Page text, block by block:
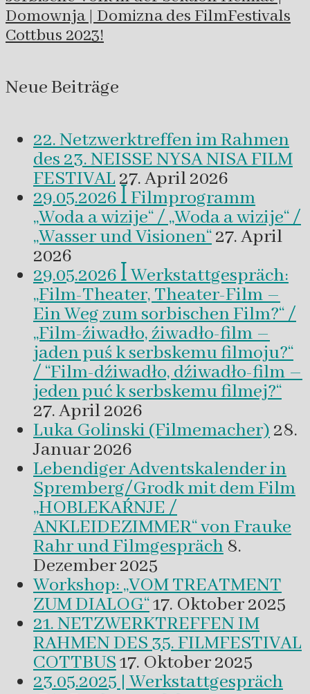
Domownja | Domizna des FilmFestivals
Cottbus 2023!
Neue Beiträge
22. Netzwerktreffen im Rahmen
des 23. NEISSE NYSA NISA FILM
FESTIVAL 27. April 2026
29.05.2026 ꟾ Filmprogramm
„Woda a wizije“ / „Woda a wizije“ /
„Wasser und Visionen“27. April
2026
29.05.2026 ꟾ Werkstattgespräch:
„Film-Theater, Theater-Film –
Ein Weg zum sorbischen Film?“ /
„Film-źiwadło, źiwadło-film –
jaden puś k serbskemu filmoju?“
/ “Film-dźiwadło, dźiwadło-film –
jeden puć k serbskemu filmej?“
27. April 2026
Luka Golinski (Filmemacher) 28.
Januar 2026
Lebendiger Adventskalender in
Spremberg/Grodk mit dem Film
„HOBLEKAŔNJE /
ANKLEIDEZIMMER“ von Frauke
Rahr und Filmgespräch 8.
Dezember 2025
Workshop: „VOM TREATMENT
ZUM DIALOG“17. Oktober 2025
21. NETZWERKTREFFEN IM
RAHMEN DES 35. FILMFESTIVAL
COTTBUS17. Oktober 2025
23.05.2025 | Werkstattgespräch